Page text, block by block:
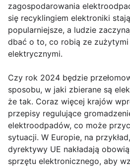
zagospodarowania
się recyklingiem elektroniki
popularniejsze, a ludzie
dbać o to, co robią ze zużytymi
elektrycznymi.
Czy rok 2024 będzie
sposobu, w jaki zbierane są
że tak. Coraz więcej krajów
przepisy regulujące
elektroodpadów, co może
sytuacji. W Europie, na
dyrektywy UE nakładają
sprzętu elektronicznego, aby